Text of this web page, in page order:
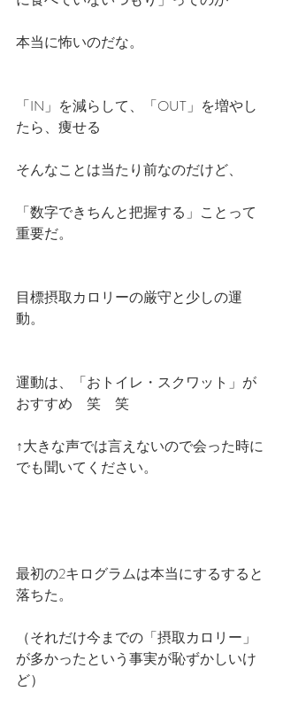
本当に怖いのだな。
「IN」を減らして、「OUT」を増やし
たら、痩せる
そんなことは当たり前なのだけど、
「数字できちんと把握する」ことって
重要だ。
目標摂取カロリーの厳守と少しの運
動。
運動は、「おトイレ・スクワット」が
おすすめ　笑　笑
↑大きな声では言えないので会った時に
でも聞いてください。
最初の2キログラムは本当にするすると
落ちた。
（それだけ今までの「摂取カロリー」
が多かったという事実が恥ずかしいけ
ど）